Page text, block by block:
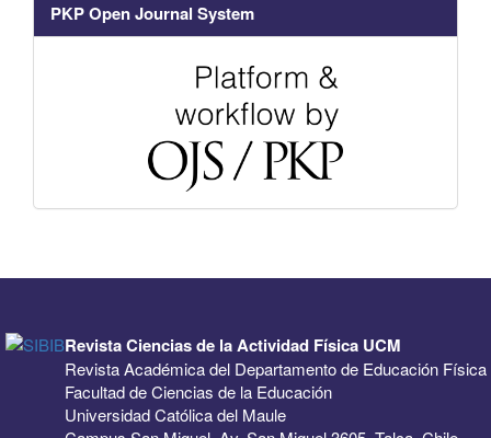
PKP Open Journal System
Revista Ciencias de la Actividad Física UCM
Revista Académica del Departamento de Educación Física
Facultad de Ciencias de la Educación
Universidad Católica del Maule